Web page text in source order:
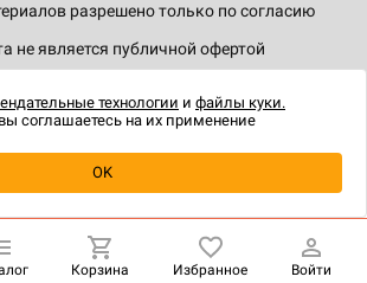
Купить| 1 463 ₽
разрешено только по согласию
не является публичной офертой
Корзина Избранное Войти
технологии и файлы куки.
соглашаетесь на их применение
OK